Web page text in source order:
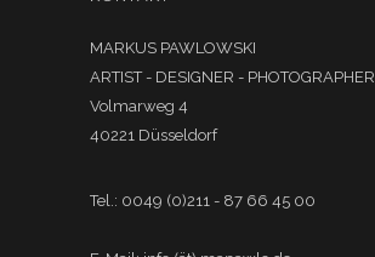
MARKUS PAWLOWSKI
ARTIST - DESIGNER - PHOTOGRAPHER
Volmarweg 4
40221 Düsseldorf
Tel.: 0049 (0)211 - 87 66 45 00